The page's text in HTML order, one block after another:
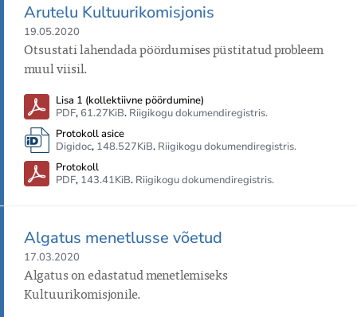
Arutelu Kultuurikomisjonis
19.05.2020
Otsustati lahendada pöördumises püstitatud probleem
muul viisil.
Lisa 1 (kollektiivne pöördumine)
PDF,61.27KiB. Riigikogu dokumendiregistris.
Protokoll asice
Digidoc, 148.527KiB. Riigikogu dokumendiregistris.
Protokoll
PDF, 143.41KiB. Riigikogu dokumendiregistris.
Algatus menetlusse võetud
17.03.2020
Algatus on edastatud menetlemiseks
Kultuurikomisjonile.